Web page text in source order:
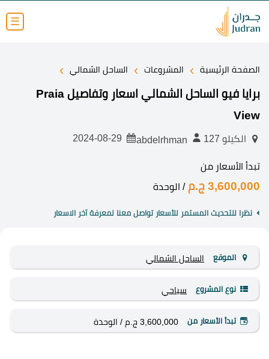
☰
الصفحة الرئيسية › المشروعات › الساحل الشمالي ›
برايا فيو الساحل الشمالي اسعار وتفاصيل Praia
View
الكيلو 127
تبدأ الأسعار من
3,600,000 ج.م / الوحدة
نظرا للتحديث المستمر للأسعار تواصل معنا لمعرفة آخر الاسعار
الموقع الساحل الشمالي
نوع المشروع سياحي
تبدأ الأسعار من 3,600,000 ج.م / الوحدة